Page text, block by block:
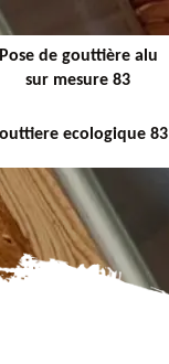
Pose de gouttière alu
sur mesure 83
ecologique 83